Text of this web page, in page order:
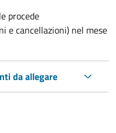
procede
e cancellazioni) nel mese
da allegare